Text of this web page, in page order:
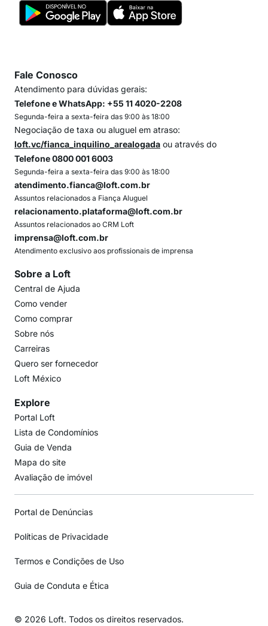
Fale Conosco
Atendimento para dúvidas gerais:
Telefone e WhatsApp: +55 11 4020-2208
Segunda-feira a sexta-feira das 9:00 às 18:00
Negociação de taxa ou aluguel em atraso:
loft.vc/fianca_inquilino_arealogada ou através do
Telefone 0800 001 6003
Segunda-feira a sexta-feira das 9:00 às 18:00
atendimento.fianca@loft.com.br
Assuntos relacionados a Fiança Aluguel
relacionamento.plataforma@loft.com.br
Assuntos relacionados ao CRM Loft
imprensa@loft.com.br
Atendimento exclusivo aos profissionais de imprensa
Sobre a Loft
Central de Ajuda
Como vender
Como comprar
Sobre nós
Carreiras
Quero ser fornecedor
Loft México
Explore
Portal Loft
Lista de Condomínios
Guia de Venda
Mapa do site
Avaliação de imóvel
Portal de Denúncias
Políticas de Privacidade
Termos e Condições de Uso
Guia de Conduta e Ética
© 2026 Loft. Todos os direitos reservados.